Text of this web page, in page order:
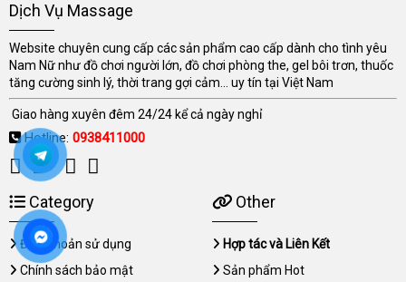
Dịch Vụ Massage
Website chuyên cung cấp các sản phẩm cao cấp dành cho tình yêu
Nam Nữ như đồ chơi người lớn, đồ chơi phòng the, gel bôi trơn, thuốc
tăng cường sinh lý, thời trang gợi cảm... uy tín tại Việt Nam
Giao hàng xuyên đêm 24/24 kể cả ngày nghỉ
Hotline: 0938411000
Category
Điều khoản sử dụng
Chính sách bảo mật
Other
Hợp tác và Liên Kết
Sản phẩm Hot